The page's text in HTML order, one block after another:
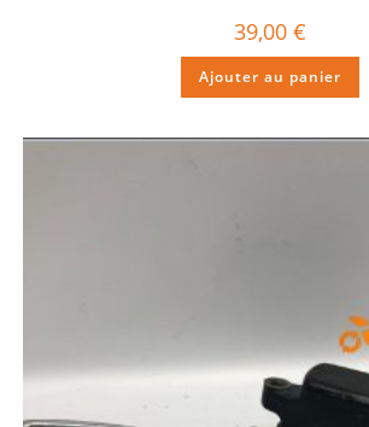
39,00 €
Ajouter au panier